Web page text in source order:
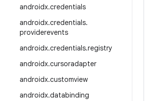
androidx.credentials
androidx.credentials.
providerevents
androidx.credentials.registry
androidx.cursoradapter
androidx.customview
androidx.databinding